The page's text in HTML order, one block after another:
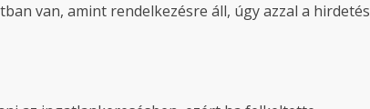
van, amint rendelkezésre áll, úgy azzal a hirdetés